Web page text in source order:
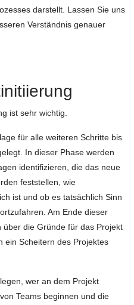
darstellt. Lassen Sie uns
Verständnis genauer
ist sehr wichtig.
für alle weiteren Schritte bis
In dieser Phase werden
identifizieren, die das neue
feststellen, wie
ist und ob es tatsächlich Sinn
Am Ende dieser
über die Gründe für das Projekt
ein Scheitern des Projektes
wer an dem Projekt
Teams beginnen und die